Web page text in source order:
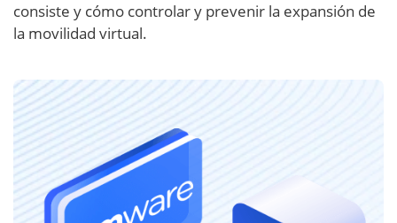
consiste y cómo controlar y prevenir la expansión de
la movilidad virtual.